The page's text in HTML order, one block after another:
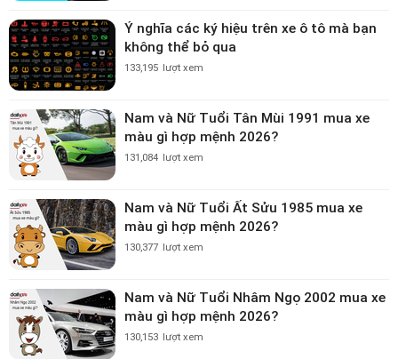
Ý nghĩa các ký hiệu trên xe ô tô mà bạn
không thể bỏ qua
133,195 lượt xem
Nam và Nữ Tuổi Tân Mùi 1991 mua xe
màu gì hợp mệnh 2026?
131,084 lượt xem
Nam và Nữ Tuổi Ất Sửu 1985 mua xe
màu gì hợp mệnh 2026?
130,377 lượt xem
Nam và Nữ Tuổi Nhâm Ngọ 2002 mua xe
màu gì hợp mệnh 2026?
130,153 lượt xem